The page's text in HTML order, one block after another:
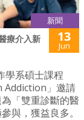
新聞
療介入新
13
Jun
學系碩士課程
Addiction」邀請
「雙重診斷的醫
與，獲益良多。